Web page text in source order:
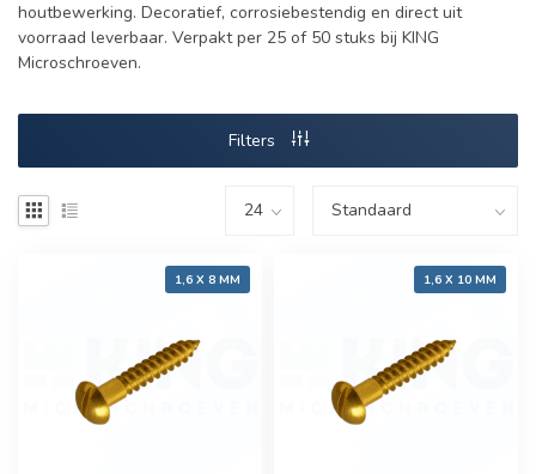
houtbewerking. Decoratief, corrosiebestendig en direct uit
voorraad leverbaar. Verpakt per 25 of 50 stuks bij KING
Microschroeven.
Filters
1,6 X 8 MM 1,6 X 10 MM